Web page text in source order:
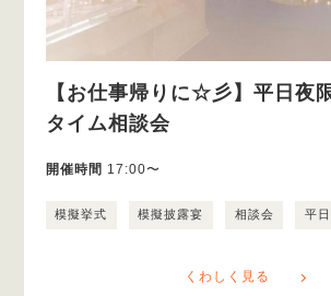
【お仕事帰りに☆彡】平日夜
タイム相談会
開催時間 17:00〜
模擬挙式 模擬披露宴 相談会 平日
くわしく見る